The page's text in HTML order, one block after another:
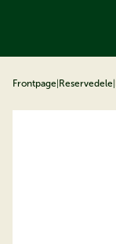
Frontpage Reservedele